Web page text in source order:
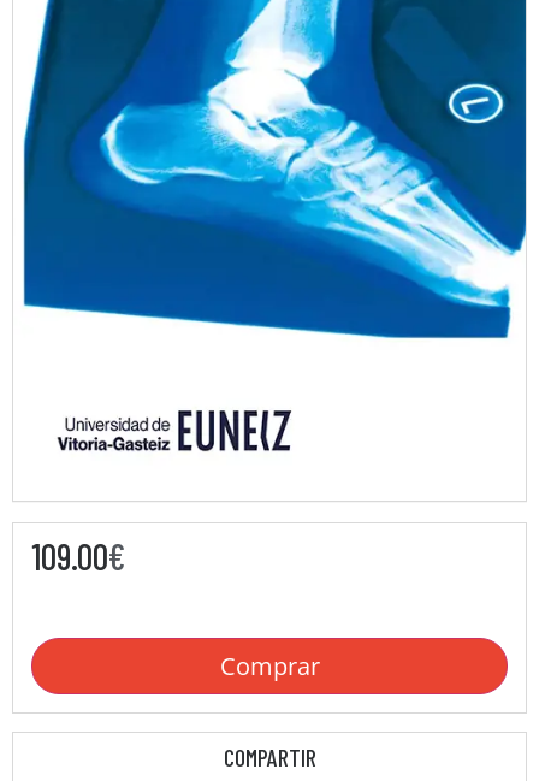
109.00€
Comprar
COMPARTIR